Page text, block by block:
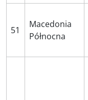
51
Macedonia
Północna